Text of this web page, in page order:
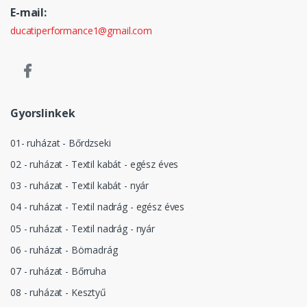
E-mail:
ducatiperformance1@gmail.com
Gyorslinkek
01- ruházat - Bőrdzseki
02 - ruházat - Textil kabát - egész éves
03 - ruházat - Textil kabát - nyár
04 - ruházat - Textil nadrág - egész éves
05 - ruházat - Textil nadrág - nyár
06 - ruházat - Börnadrág
07 - ruházat - Bőrruha
08 - ruházat - Kesztyű